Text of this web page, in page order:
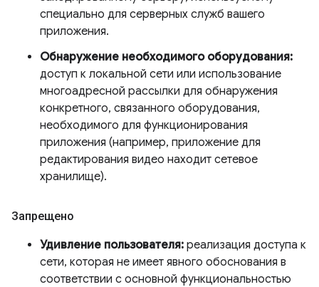
специально для серверных служб вашего
приложения.
Обнаружение необходимого оборудования:
доступ к локальной сети или использование
многоадресной рассылки для обнаружения
конкретного, связанного оборудования,
необходимого для функционирования
приложения (например, приложение для
редактирования видео находит сетевое
хранилище).
Запрещено
Удивление пользователя: реализация доступа к
сети, которая не имеет явного обоснования в
соответствии с основной функциональностью